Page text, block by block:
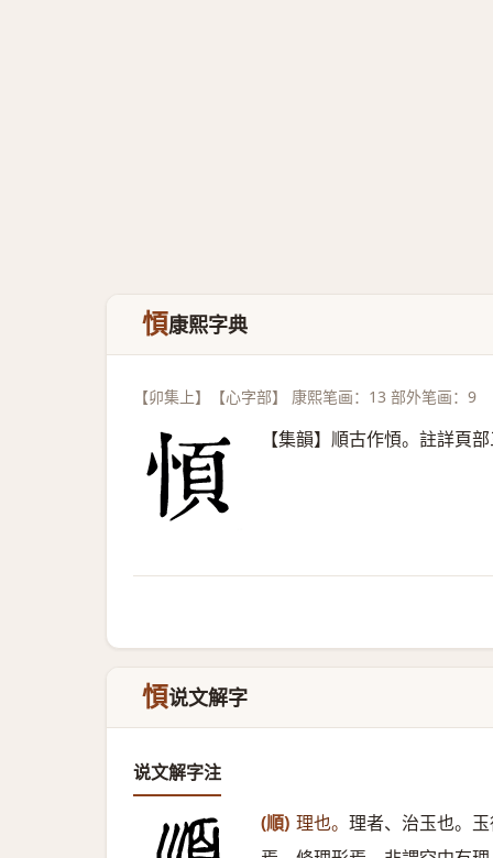
㥧康熙字典
【卯集上】【心字部】 康熙笔画：13 部外笔画：9
【集韻】順古作㥧。註詳頁部
㥧说文解字
说文解字注
(順) 理也。 理者、治玉也。